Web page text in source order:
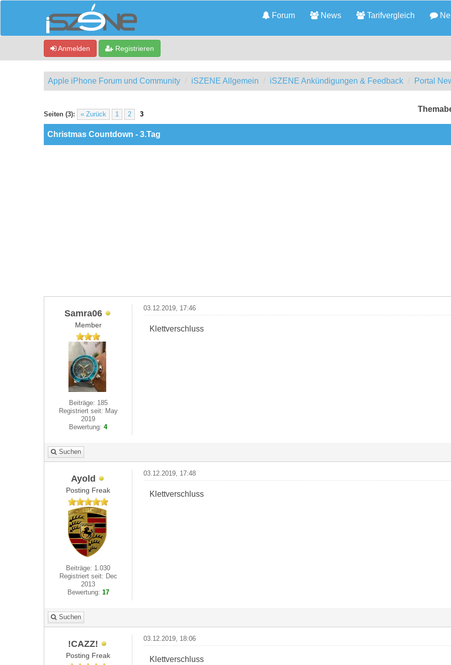
Forum News Tarifvergleich
Anmelden Registrieren
Apple iPhone Forum und Community iSZENE Allgemein iSZENE Ankündigungen & Feedback Portal
Seiten (3): « Zurück 1 2 3
- 0 im Durchschnitt
Christmas Countdown - 3.Tag
Samra06
Member
Beiträge: 185
Registriert seit: May
2019
Bewertung:4
03.12.2019, 17:46
Klettverschluss
Suchen
Ayold
Posting Freak
Beiträge: 1.030
Registriert seit: Dec
2013
Bewertung: 17
03.12.2019, 17:48
Klettverschluss
Suchen
!CAZZ!
Posting Freak
03.12.2019, 18:06
Klettverschluss